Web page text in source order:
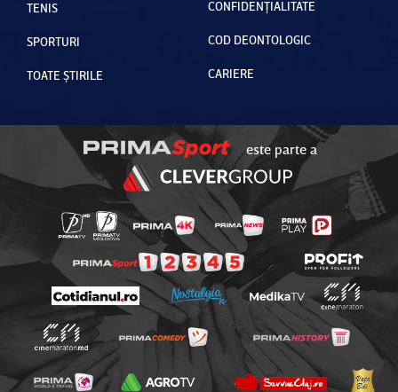
TENIS
SPORTURI
TOATE ȘTIRILE
CONFIDENȚIALITATE
COD DEONTOLOGIC
CARIERE
este parte a